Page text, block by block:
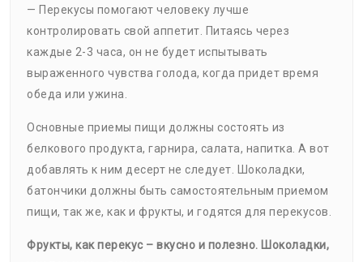
— Перекусы помогают человеку лучше
контролировать свой аппетит. Питаясь через
каждые 2-3 часа, он не будет испытывать
выраженного чувства голода, когда придет время
обеда или ужина.
Основные приемы пищи должны состоять из
белкового продукта, гарнира, салата, напитка. А вот
добавлять к ним десерт не следует. Шоколадки,
батончики должны быть самостоятельным приемом
пищи, так же, как и фрукты, и годятся для перекусов.
Фрукты, как перекус – вкусно и полезно. Шоколадки,